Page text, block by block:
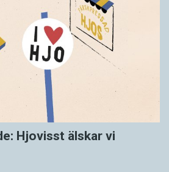
Hjovisst älskar vi